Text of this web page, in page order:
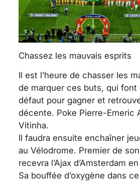
Chassez les mauvais esprits
Il est l’heure de chasser les
de marquer ces buts, qui font
défaut pour gagner et
décente. Poke Pierre-Emeric
Vitinha.
Il faudra ensuite enchaîner
au Vélodrome. Premier de son
recevra l’Ajax d’Amsterdam
Sa bouffée d’oxygène dans